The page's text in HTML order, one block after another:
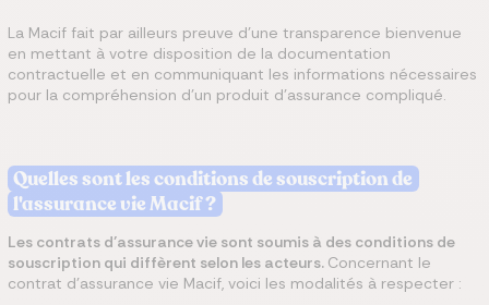
La Macif fait par ailleurs preuve d’une transparence bienvenue
en mettant à votre disposition de la documentation
contractuelle et en communiquant les informations nécessaires
pour la compréhension d’un produit d’assurance compliqué.
Quelles sont les conditions de souscription de
l'assurance vie Macif ?
Les contrats d’assurance vie sont soumis à des conditions de
souscription qui diffèrent selon les acteurs. Concernant le
contrat d'assurance vie Macif, voici les modalités à respecter :